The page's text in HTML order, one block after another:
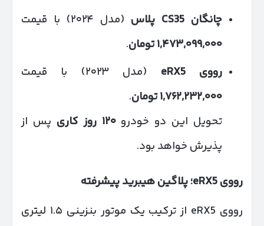
چانگان
پلاس (مدل ۲۰۲۴) با قیمت
۱,۴۷۳,۰۹۹,۰۰۰تومان.
رووی eRX5
(مدل ۲۰۲۳) با قیمت
۱,۷۶۲,۲۳۲,۰۰۰تومان.
تحویل این دو خودرو۱۲۰ روز کاری پس از
پذیرش خواهد بود.
رووی
؛ پلاگین هیبرید پیشرفته
رووی eRX5 از ترکیب یک موتور بنزینی ۱.۵ لیتری